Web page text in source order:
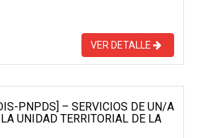
VER DETALLE
PNPDS] – SERVICIOS DE UN/A
UNIDAD TERRITORIAL DE LA